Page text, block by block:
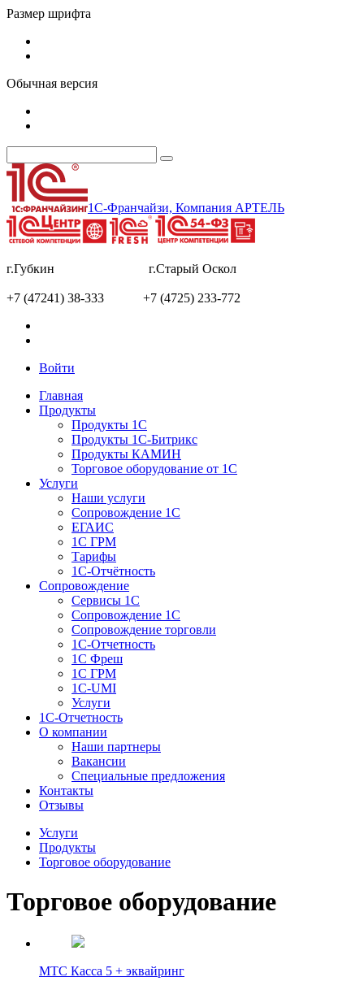
Размер шрифта
Обычная версия
1С-Франчайзи, Компания АРТЕЛЬ
г.Губкин г.Старый Оскол
+7 (47241) 38-333 +7 (4725) 233-772
Войти
Главная
Продукты
Продукты 1С
Продукты 1С-Битрикс
Продукты КАМИН
Торговое оборудование от 1С
Услуги
Наши услуги
Сопровождение 1С
ЕГАИС
1С ГРМ
Тарифы
1С-Отчётность
Сопровождение
Сервисы 1С
Сопровождение 1С
Сопровождение торговли
1С-Отчетность
1С Фреш
1С ГРМ
1C-UMI
Услуги
1С-Отчетность
О компании
Наши партнеры
Вакансии
Специальные предложения
Контакты
Отзывы
Услуги
Продукты
Торговое оборудование
Торговое оборудование
МТС Касса 5 + эквайринг